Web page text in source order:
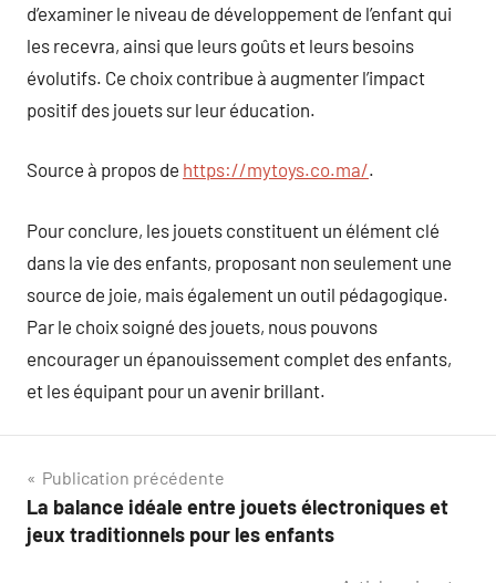
d’examiner le niveau de développement de l’enfant qui
les recevra, ainsi que leurs goûts et leurs besoins
évolutifs. Ce choix contribue à augmenter l’impact
positif des jouets sur leur éducation.
Source à propos de https://mytoys.co.ma/.
Pour conclure, les jouets constituent un élément clé
dans la vie des enfants, proposant non seulement une
source de joie, mais également un outil pédagogique.
Par le choix soigné des jouets, nous pouvons
encourager un épanouissement complet des enfants,
et les équipant pour un avenir brillant.
Navigation
de
Publication précédente
La balance idéale entre jouets électroniques et
jeux traditionnels pour les enfants